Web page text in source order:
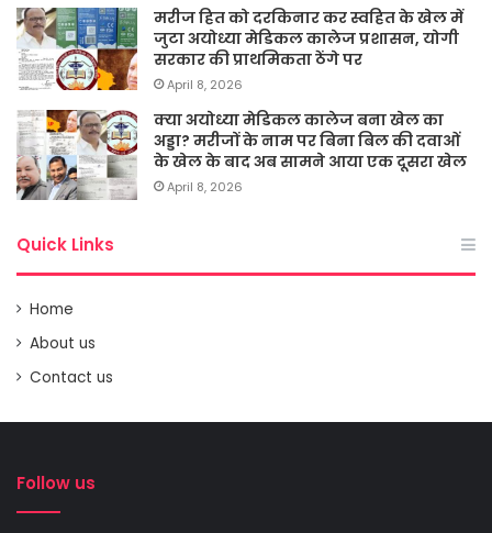
मरीज हित को दरकिनार कर स्वहित के खेल में
जुटा अयोध्या मेडिकल कालेज प्रशासन, योगी
सरकार की प्राथमिकता ठेंगे पर
April 8, 2026
क्या अयोध्या मेडिकल कालेज बना खेल का
अड्डा? मरीजों के नाम पर बिना बिल की दवाओं
के खेल के बाद अब सामने आया एक दूसरा खेल
April 8, 2026
Quick Links
Home
About us
Contact us
Follow us